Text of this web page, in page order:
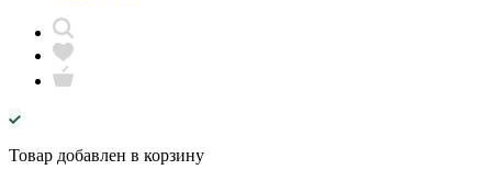
Товар добавлен в корзину